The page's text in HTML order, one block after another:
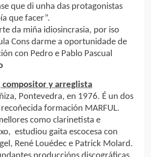
que di unha das protagonistas
que facer”.
da miña idiosincrasia, por iso
Cons darme a oportunidade de
con Pedro e Pablo Pascual
compositor y arreglista
Pontevedra, en 1976. É un dos
formación MARFUL.
como clarinetista e
estudiou gaita escocesa con
René Louédec e Patrick Molard.